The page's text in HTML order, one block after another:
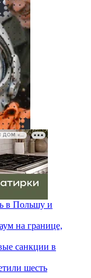
РЕКЛАМА • ООО СТРОИТЕЛЬНЫЙ ТОРГОВЫЙ ДОМ «ПЕТРОВИЧ», ИНН 7802348846
в Польшу и
на границе,
санкции в
шесть